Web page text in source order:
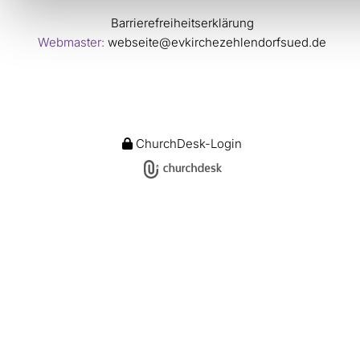
Barrierefreiheitserklärung
Webmaster: webseite@evkirchezehlendorfsued.de
ChurchDesk-Login